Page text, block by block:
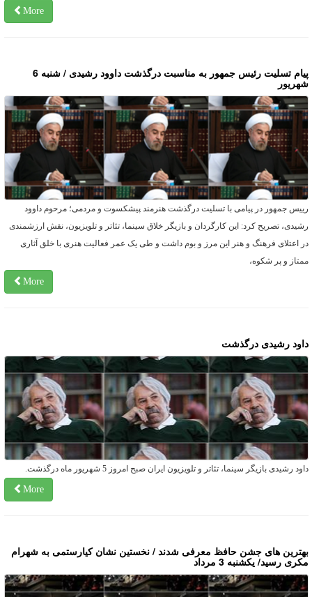
More
پیام تسلیت رئیس جمهور به مناسبت درگذشت داوود رشیدی / شنبه 6
جمهور در پیامی با تسلیت درگذشت هنرمند پیشکسوت و مردمی؛ مرحوم داوود
تصریح کرد: این کارگردان و بازیگر خلاق سینما، تئاتر و تلویزیون، نقش ارزشمندی
اعتلای فرهنگ و هنر این مرز و بوم داشت و طی یک عمر فعالیت هنری با خلق آثاری
و پر شکوه،
More
رشیدی درگذشت
رشیدی بازیگر سینما، تئاتر و تلویزیون ایران صبح امروز 5 شهریور ماه درگذشت.
More
های جشن حافظ معرفی شدند / نخستین نشان کیارستمی به شهرام
رسید/ یکشنبه 3 مرداد